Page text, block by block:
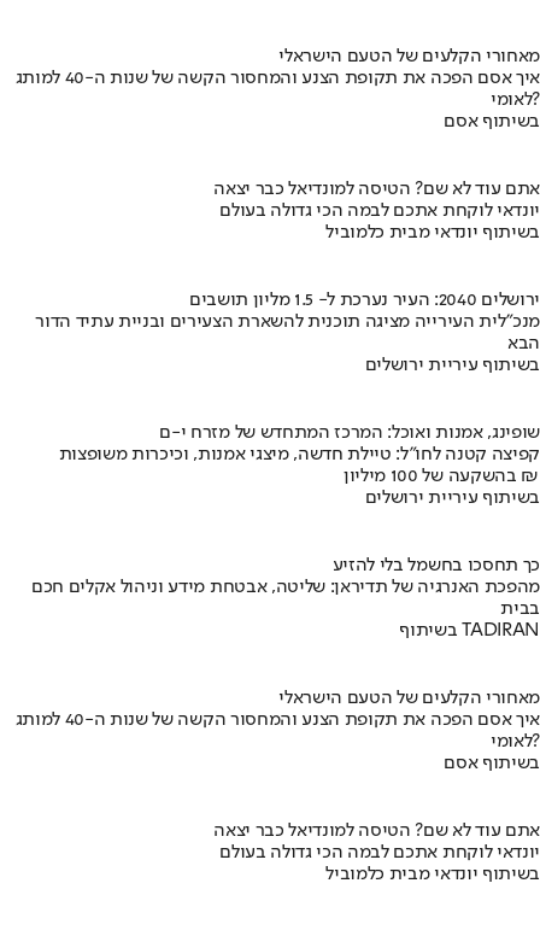
מאחורי הקלעים של הטעם הישראלי
איך אסם הפכה את תקופת הצנע והמחסור הקשה של שנות ה-40 למותג
לאומי?
בשיתוף אסם
אתם עוד לא שם? הטיסה למונדיאל כבר יצאה
יונדאי לוקחת אתכם לבמה הכי גדולה בעולם
בשיתוף יונדאי מבית כלמוביל
ירושלים 2040: העיר נערכת ל- 1.5 מליון תושבים
מנכ"לית העירייה מציגה תוכנית להשארת הצעירים ובניית עתיד הדור
הבא
בשיתוף עיריית ירושלים
שופינג, אמנות ואוכל: המרכז המתחדש של מזרח י-ם
קפיצה קטנה לחו"ל: טיילת חדשה, מיצגי אמנות, וכיכרות משופצות
בהשקעה של 100 מיליון ₪
בשיתוף עיריית ירושלים
כך תחסכו בחשמל בלי להזיע
מהפכת האנרגיה של תדיראן: שליטה, אבטחת מידע וניהול אקלים חכם
בבית
בשיתוף TADIRAN
מאחורי הקלעים של הטעם הישראלי
איך אסם הפכה את תקופת הצנע והמחסור הקשה של שנות ה-40 למותג
לאומי?
בשיתוף אסם
אתם עוד לא שם? הטיסה למונדיאל כבר יצאה
יונדאי לוקחת אתכם לבמה הכי גדולה בעולם
בשיתוף יונדאי מבית כלמוביל